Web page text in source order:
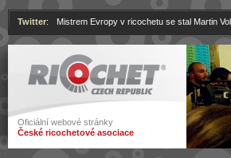
Ricochet
Oficiální webové stránky
České ricochetové asociace
Twitter: Mistrem Evropy v ricochetu se stal Martin